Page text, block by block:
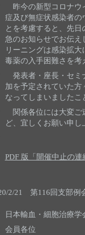
昨今の新型コロナウ
症及び無症状感染者の
とを考慮すると、先
急のお知らせでお伝
リーニングは感染拡
毒薬の入手困難さを考
発表者・座長・セミ
加を予定されていた
なってしまいました
関係各位には大変ご
ど、宜しくお願い申し
PDF 版「開催中止の連
2/21 第116回支部例
日本輸血・細胞治療学
会員各位